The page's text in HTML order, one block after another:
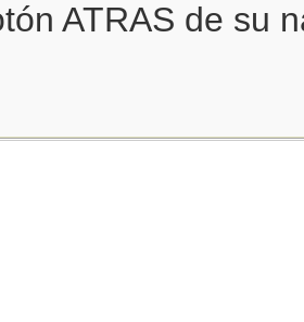
ATRAS de su